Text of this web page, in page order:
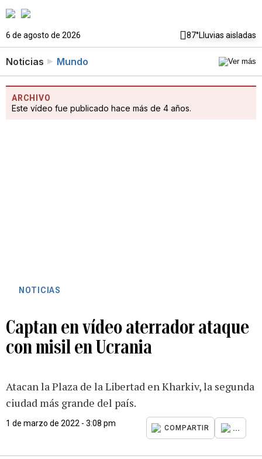
6 de agosto de 2026 87°Lluvias aisladas
Noticias Mundo
ARCHIVO
Este vídeo fue publicado hace más de 4 años.
NOTICIAS
Captan en vídeo aterrador ataque
con misil en Ucrania
Atacan la Plaza de la Libertad en Kharkiv, la segunda
ciudad más grande del país.
1 de marzo de 2022 - 3:08 pm
COMPARTIR ...